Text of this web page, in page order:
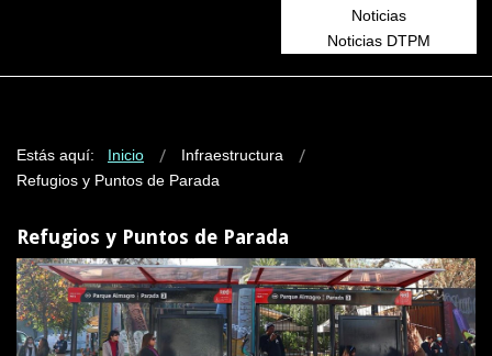
Noticias
Noticias DTPM
Estás aquí: Inicio
Infraestructura
Refugios y Puntos de Parada
Refugios y Puntos de Parada